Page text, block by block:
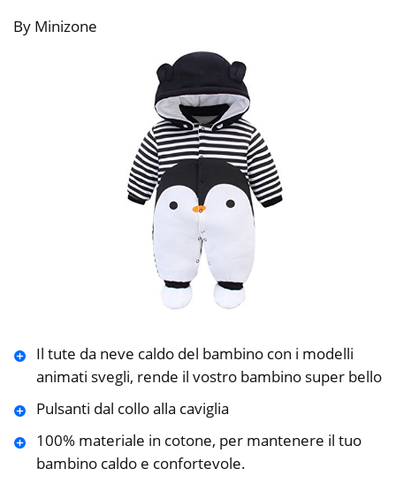
By Minizone
Il tute da neve caldo del bambino con i modelli
animati svegli, rende il vostro bambino super bello
Pulsanti dal collo alla caviglia
100% materiale in cotone, per mantenere il tuo
bambino caldo e confortevole.